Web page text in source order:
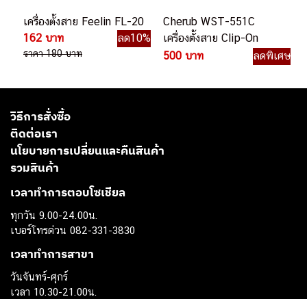
เครื่องตั้งสาย Feelin FL-20
162 บาท
ลด10%
ราคา 180 บาท
Cherub WST-551C
เครื่องตั้งสาย Clip-On
Chromatic Tuner
500 บาท ลดพิเศษ
วิธีการสั่งซื้อ
ติดต่อเรา
นโยบายการเปลี่ยนและคืนสินค้า
รวมสินค้า
เวลาทำการตอบโซเชียล
ทุกวัน 9.00-24.00น.
เบอร์โทรด่วน 082-331-3830
เวลาทำการสาขา
วันจันทร์-ศุกร์
เวลา 10.30-21.00น.